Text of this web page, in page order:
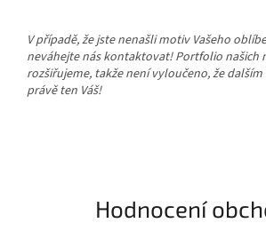
V případě, že jste nenašli motiv Vašeho
neváhejte nás kontaktovat! Portfolio našich
rozšiřujeme, takže není vyloučeno, že
právě ten Váš!
Hodnocení